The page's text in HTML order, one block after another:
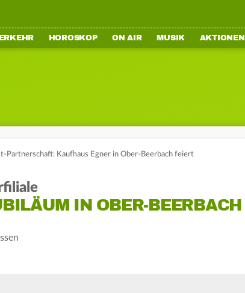
HOROSKOP ON AIR MUSIK AKTIONEN
Partnerschaft: Kaufhaus Egner in Ober-Beerbach feiert
IN OBER-BEERBACH